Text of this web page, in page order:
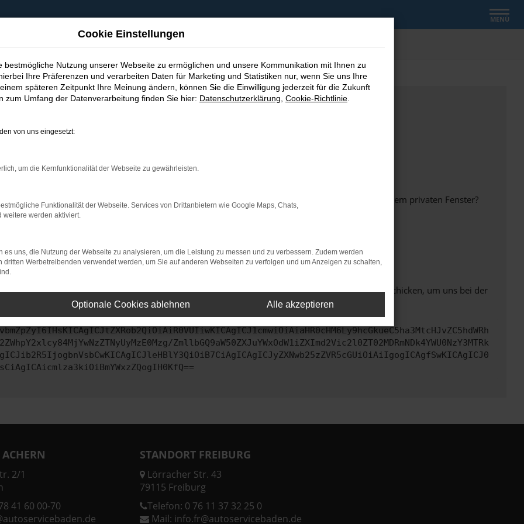
MENÜ
bestimmter Seiten verhindern. Funktioniert die Seite in einem anderen Browser oder in einem privaten Fenster?
beheben.
auf dem neuesten Stand sind.
kann auch dazu führen, dass bestimmte Funktionen nicht mehr unterstützt werden.
uns bitte. Wir werden versuchen, das Problem zu beheben. Du kannst uns diesen Text schicken, um uns bei der
ZmllbGQ9aW50ZXJuYWxOdW1iZXImd2Vic2l0ZT02MDRmNDk4YWU0NzY3MTRk
2/1
41 60 00-70
STANDORT FREIBURG
Lörracher Str. 43
79115 Freiburg
Telefon: 0 76 11 37 32 25 0
Mail: info.fr@autoservicebaden.de
Cookie Einstellungen
bestmögliche Nutzung unserer Webseite zu ermöglichen und unsere Kommunikation mit Ihnen zu
Ihre Präferenzen und verarbeiten Daten für Marketing und Statistiken nur, wenn Sie uns Ihre
späteren Zeitpunkt Ihre Meinung ändern, können Sie die Einwilligung jederzeit für die Zukunft
zum Umfang der Datenverarbeitung finden Sie hier: Datenschutzerklärung Cookie-Richtlinie
von uns eingesetzt:
um die Kernfunktionalität der Webseite zu gewährleisten.
Funktionalität der Webseite. Services von Drittanbietern wie Google Maps, Chats,
weitere werden aktiviert.
es uns, die Nutzung der Webseite zu analysieren, um die Leistung zu messen und zu verbessern. Zudem werden
dritten Werbetreibenden verwendet werden, um Sie auf anderen Webseiten zu verfolgen und um Anzeigen zu schalten,
Optionale Cookies ablehnen Alle akzeptieren